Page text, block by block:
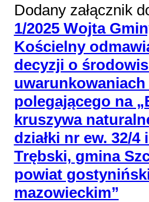
Dodany załącznik
1/2025 Wojta
Kościelny
decyzji o
polegającego na
kruszywa
działki nr ew. 32/
Trębski, gmina
powiat
mazowieckim”